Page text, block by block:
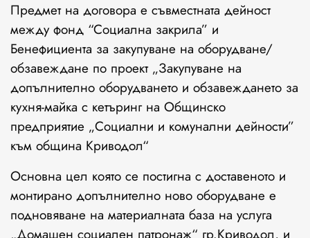
Предмет на договора е съвместната дейност
между фонд “Социална закрила” и
Бенефициента за закупуване на оборудване/
обзавеждане по проект „Закупуване на
допълнително оборудването и обзавеждането за
кухня-майка с кетъринг на Общинско
предприятие „Социални и комунални дейности”
към община Криводол“
Основна цел която се постигна с доставеното и
монтирано допълнително ново оборудване е
подновяване на материалната база на услуга